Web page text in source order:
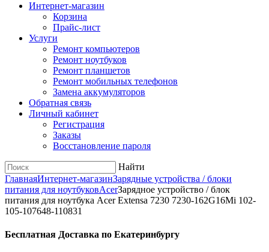
Интернет-магазин
Корзина
Прайс-лист
Услуги
Ремонт компьютеров
Ремонт ноутбуков
Ремонт планшетов
Ремонт мобильных телефонов
Замена аккумуляторов
Обратная связь
Личный кабинет
Регистрация
Заказы
Восстановление пароля
Найти
ГлавнаяИнтернет-магазинЗарядные устройства / блоки
питания для ноутбуковAcerЗарядное уcтройство / блок
питания для ноутбука Acer Extensa 7230 7230-162G16Mi 102-
105-107648-110831
Бесплатная Доставка по Екатеринбургу